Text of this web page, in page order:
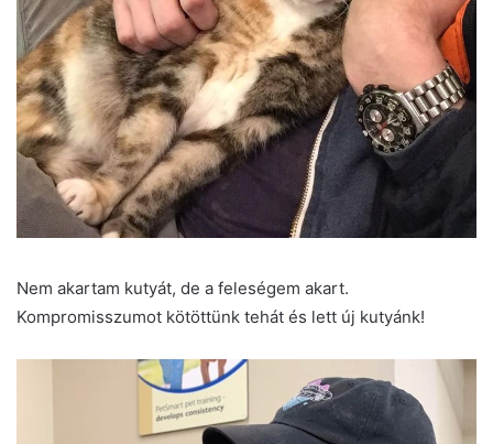
Nem akartam kutyát, de a feleségem akart.
Kompromisszumot kötöttünk tehát és lett új kutyánk!